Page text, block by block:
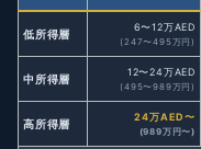
低所得層
6〜12万AED
(247〜495万円)
中所得層
12〜24万AED
(495〜989万円)
高所得層
24万AED〜
(989万円〜)